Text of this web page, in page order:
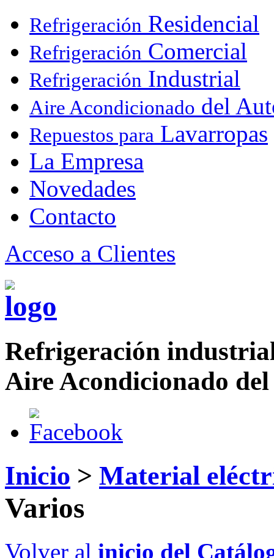
Refrigeración Residencial
Refrigeración Comercial
Refrigeración Industrial
Aire Acondicionado del
Repuestos para Lavarropas
La Empresa
Novedades
Contacto
Acceso a Clientes
Refrigeración
Aire Acondicionado
Inicio > Material
Varios
Volver al inicio del